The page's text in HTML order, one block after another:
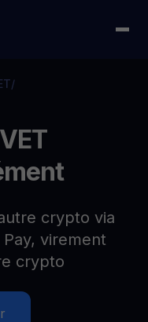
/
crypto via
virement
crypto